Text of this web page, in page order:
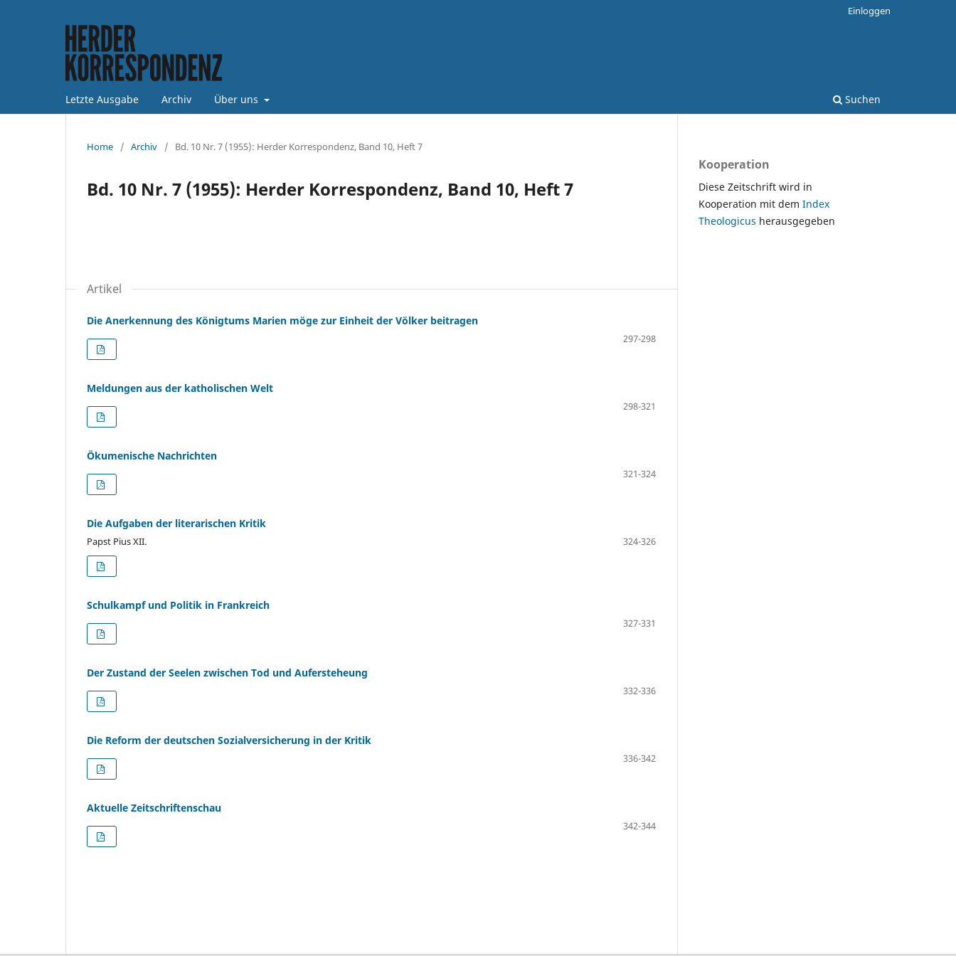
Letzte Ausgabe Archiv Über uns Suchen
Einloggen
Home / Archiv / Bd. 10 Nr. 7 (1955): Herder Korrespondenz, Band 10, Heft 7
Bd. 10 Nr. 7 (1955): Herder Korrespondenz, Band 10, Heft 7
Artikel
Die Anerkennung des Königtums Marien möge zur Einheit der Völker beitragen
297-298
Meldungen aus der katholischen Welt
298-321
Ökumenische Nachrichten
321-324
Die Aufgaben der literarischen Kritik
Papst Pius XII. 324-326
Schulkampf und Politik in Frankreich
327-331
Der Zustand der Seelen zwischen Tod und Aufersteheung
332-336
Die Reform der deutschen Sozialversicherung in der Kritik
336-342
Aktuelle Zeitschriftenschau
342-344
Kooperation
Diese Zeitschrift wird in
Kooperation mit dem Index
Theologicus herausgegeben